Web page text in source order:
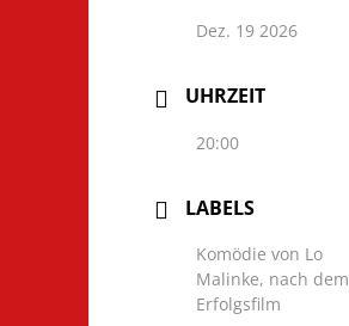
Dez. 19 2026
UHRZEIT
20:00
LABELS
Komödie von Lo
Malinke, nach dem
Erfolgsfilm